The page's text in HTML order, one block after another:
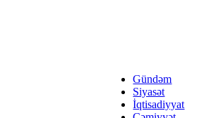
Gündəm
Siyasət
İqtisadiyyat